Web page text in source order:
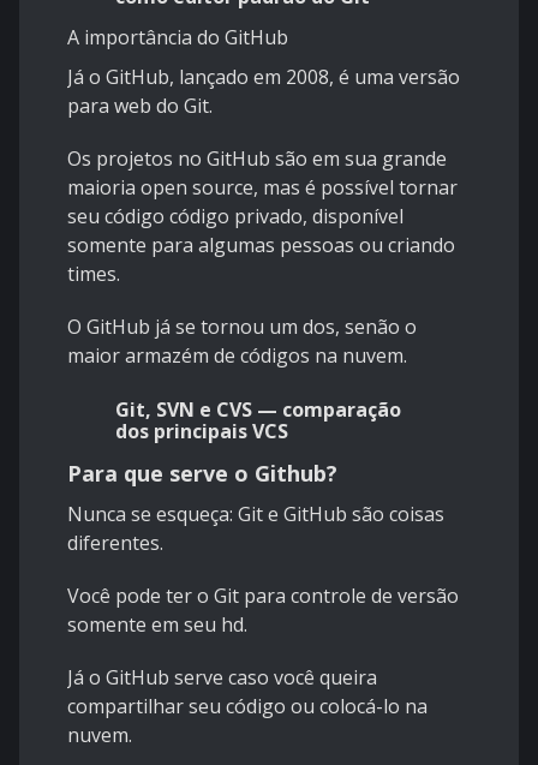
A importância do GitHub
Já o GitHub, lançado em 2008, é uma versão
para web do Git.
Os projetos no GitHub são em sua grande
maioria open source, mas é possível tornar
seu código código privado, disponível
somente para algumas pessoas ou criando
times.
O GitHub já se tornou um dos, senão o
maior armazém de códigos na nuvem.
Git, SVN e CVS — comparação
dos principais VCS
Para que serve o Github?
Nunca se esqueça: Git e GitHub são coisas
diferentes.
Você pode ter o Git para controle de versão
somente em seu hd.
Já o GitHub serve caso você queira
compartilhar seu código ou colocá-lo na
nuvem.